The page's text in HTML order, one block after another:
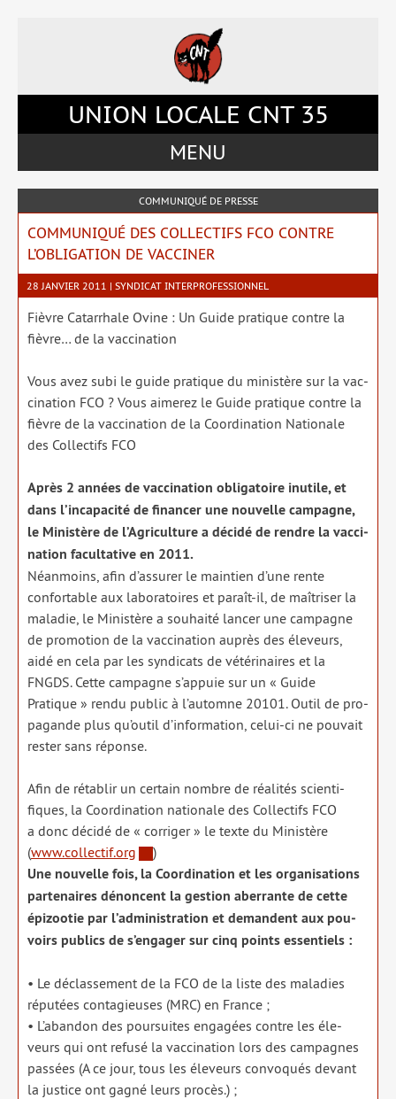
site
page
latérale
page
UNION LOCALE CNT 35
MENU
COMMUNIQUÉ DE PRESSE
COMMUNIQUÉ DES COLLECTIFS FCO CONTRE
L’OBLIGATION DE VACCINER
28 JANVIER 2011 | SYNDICAT INTERPROFESSIONNEL
Fièvre Catarrhale Ovine : Un Guide pra­tique contre la
fièvre… de la vac­ci­na­tion
Vous avez subi le guide pra­tique du minis­tère sur la vac­
ci­na­tion FCO ? Vous aime­rez le Guide pra­tique contre la
fièvre de la vac­ci­na­tion de la Coordination Nationale
des Collectifs FCO
Après 2 années de vac­ci­na­tion obli­ga­toire inutile, et
dans l’incapacité de finan­cer une nou­velle cam­pagne,
le Ministère de l’Agriculture a déci­dé de rendre la vac­ci­
na­tion facul­ta­tive en 2011.
Néanmoins, afin d’assurer le main­tien d’une rente
confor­table aux labo­ra­toires et paraît-il, de maî­tri­ser la
mala­die, le Ministère a sou­hai­té lan­cer une cam­pagne
de pro­mo­tion de la vac­ci­na­tion auprès des éle­veurs,
aidé en cela par les syn­di­cats de vété­ri­naires et la
FNGDS. Cette cam­pagne s’appuie sur un « Guide
Pratique » ren­du public à l’automne 20101. Outil de pro­
pa­gande plus qu’outil d’information, celui-ci ne pou­vait
res­ter sans réponse.
Afin de réta­blir un cer­tain nombre de réa­li­tés scien­ti­
fiques, la Coordination natio­nale des Collectifs FCO
a donc déci­dé de « cor­ri­ger » le texte du Ministère
(www.collectif.org )
Une nou­velle fois, la Coordination et les orga­ni­sa­tions
par­te­naires dénoncent la ges­tion aber­rante de cette
épi­zoo­tie par l’administration et demandent aux pou­
voirs publics de s’engager sur cinq points essen­tiels :
• Le déclas­se­ment de la FCO de la liste des mala­dies
répu­tées conta­gieuses (MRC) en France ;
• L’abandon des pour­suites enga­gées contre les éle­
veurs qui ont refu­sé la vac­ci­na­tion lors des cam­pagnes
pas­sées (A ce jour, tous les éle­veurs convo­qués devant
la jus­tice ont gagné leurs pro­cès.) ;